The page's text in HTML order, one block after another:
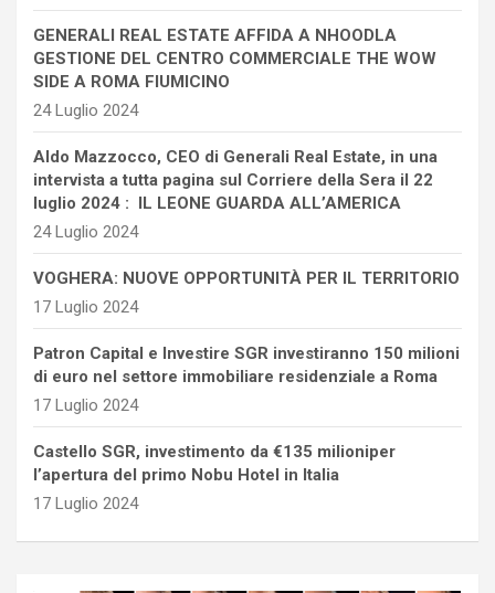
GENERALI REAL ESTATE AFFIDA A NHOODLA
GESTIONE DEL CENTRO COMMERCIALE THE WOW
SIDE A ROMA FIUMICINO
24 Luglio 2024
Aldo Mazzocco, CEO di Generali Real Estate, in una
intervista a tutta pagina sul Corriere della Sera il 22
luglio 2024 : IL LEONE GUARDA ALL’AMERICA
24 Luglio 2024
VOGHERA: NUOVE OPPORTUNITÀ PER IL TERRITORIO
17 Luglio 2024
Patron Capital e Investire SGR investiranno 150 milioni
di euro nel settore immobiliare residenziale a Roma
17 Luglio 2024
Castello SGR, investimento da €135 milioniper
l’apertura del primo Nobu Hotel in Italia
17 Luglio 2024